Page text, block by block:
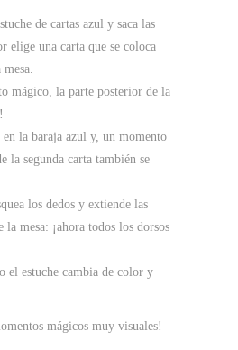
de cartas azul y saca las
elige una carta que se coloca
mágico, la parte posterior de la
en la baraja azul y, un momento
la segunda carta también se
los dedos y extiende las
la mesa: ¡ahora todos los dorsos
el estuche cambia de color y
mágicos muy visuales!